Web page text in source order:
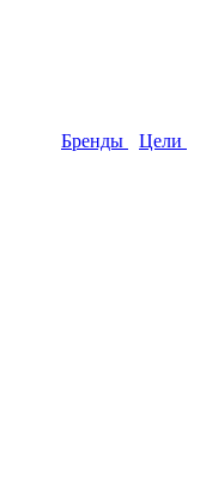
Бренды Цели